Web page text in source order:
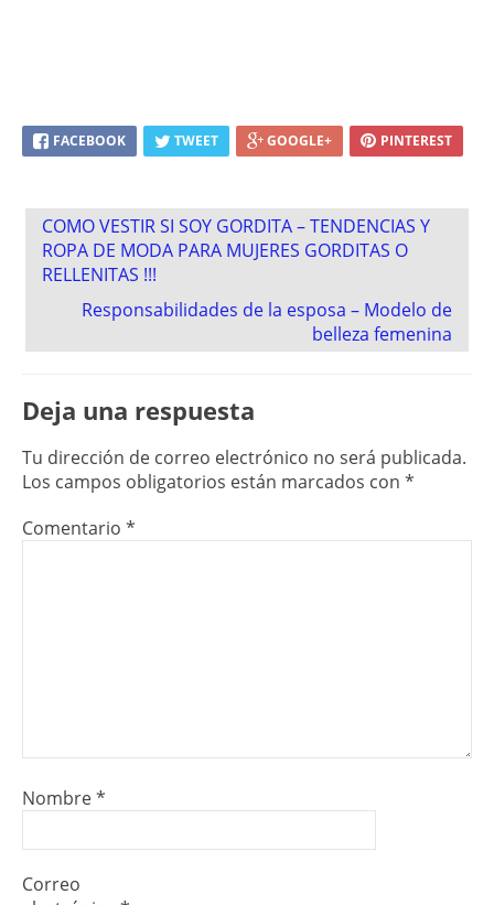
FACEBOOK TWEET GOOGLE+ PINTEREST
Post
navigation
COMO VESTIR SI SOY GORDITA – TENDENCIAS Y
ROPA DE MODA PARA MUJERES GORDITAS O
RELLENITAS !!!
Responsabilidades de la esposa – Modelo de
belleza femenina
Deja una respuesta
Tu dirección de correo electrónico no será publicada.
Los campos obligatorios están marcados con *
Comentario *
Nombre*
Correo